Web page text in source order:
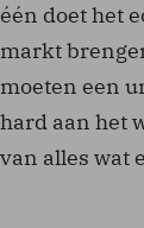
één doet het
markt
moeten een
hard aan het
van alles wat